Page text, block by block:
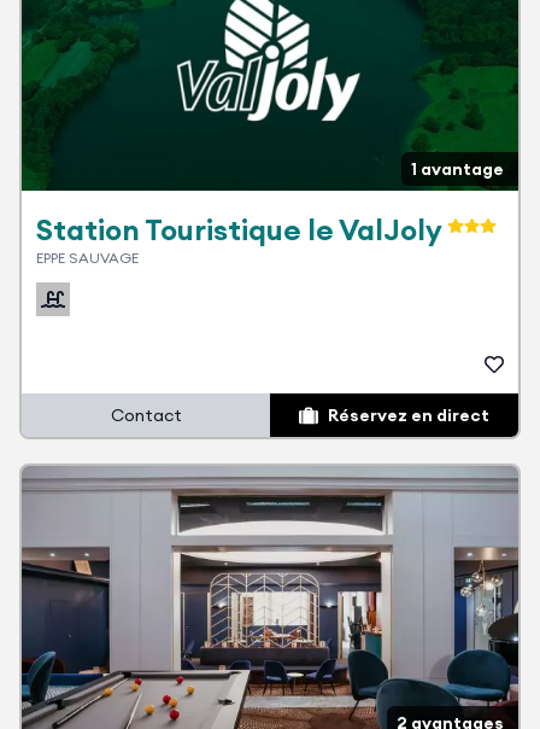
1 avantage
Station Touristique le ValJoly
EPPE SAUVAGE
Contact Réservez en direct
2 avantages